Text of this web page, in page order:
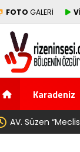
FOTO GALERİ
Karadeniz
YENİ Parti’den